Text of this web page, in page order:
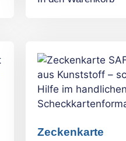
Zeckenkarte